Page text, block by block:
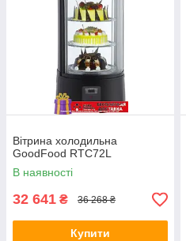
Вітрина холодильна
GoodFood RTC72L
В наявності
32 641 ₴ 36 268 ₴
Купити